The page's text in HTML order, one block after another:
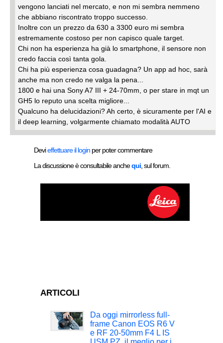
vengono lanciati nel mercato, e non mi sembra nemmeno
che abbiano riscontrato troppo successo.
Inoltre con un prezzo da 630 a 3300 euro mi sembra
estremamente costoso per non capisco quale target.
Chi non ha esperienza ha già lo smartphone, il sensore non
credo faccia così tanta gola.
Chi ha più esperienza cosa guadagna? Un app ad hoc, sarà
anche ma non credo ne valga la pena...
1800 e hai una Sony A7 III + 24-70mm, o per stare in mqt un
GH5 lo reputo una scelta migliore...
Qualcuno ha delucidazioni? Ah certo, è sicuramente per l'AI e
il deep learning, volgarmente chiamato modalità AUTO
Devieffettuare il login per poter commentare
La discussione è consultabile anchequi , sul forum.
ARTICOLI
Da oggi mirrorless full-
frame Canon EOS R6 V
e RF 20-50mm F4 L IS